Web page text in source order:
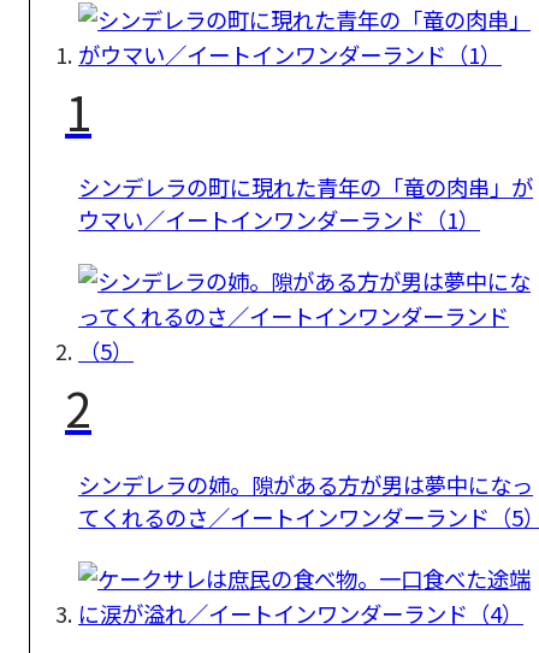
1
シンデレラの町に現れた青年の「竜の肉串」が
ウマい／イートインワンダーランド（1）
2
シンデレラの姉。隙がある方が男は夢中になっ
てくれるのさ／イートインワンダーランド（5